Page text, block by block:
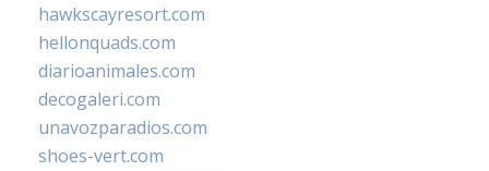
hawkscayresort.com
hellonquads.com
diarioanimales.com
decogaleri.com
unavozparadios.com
shoes-vert.com